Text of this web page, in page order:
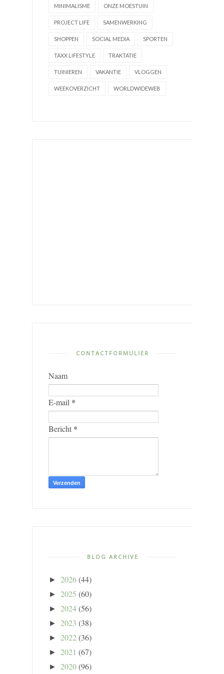
MINIMALISME ONZE MOESTUIN
PROJECT LIFE SAMENWERKING
SHOPPEN SOCIAL MEDIA SPORTEN
TAXX LIFESTYLE TRAKTATIE
TUINIEREN VAKANTIE VLOGGEN
WEEKOVERZICHT WORLDWIDEWEB
CONTACTFORMULIER
Naam
E-mail *
Bericht *
BLOG ARCHIVE
► 2026(44)
► 2025 (60)
► 2024(56)
► 2023 (38)
► 2022(36)
► 2021 (67)
► 2020(96)